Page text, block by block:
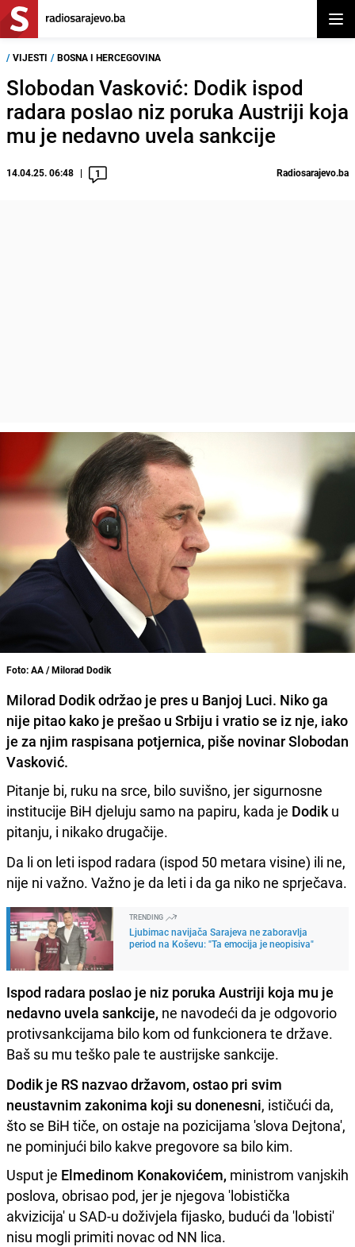
/ VIJESTI / BOSNA I HERCEGOVINA
Slobodan Vasković: Dodik ispod
radara poslao niz poruka Austriji koja
mu je nedavno uvela sankcije
14.04.25. 06:48 1 Radiosarajevo.ba
Foto: AA / Milorad Dodik
Milorad Dodik održao je pres u Banjoj Luci. Niko ga
nije pitao kako je prešao u Srbiju i vratio se iz nje, iako
je za njim raspisana potjernica, piše novinar Slobodan
Vasković.
Pitanje bi, ruku na srce, bilo suvišno, jer sigurnosne
institucije BiH djeluju samo na papiru, kada je Dodik u
pitanju, i nikako drugačije.
Da li on leti ispod radara (ispod 50 metara visine) ili ne,
nije ni važno. Važno je da leti i da ga niko ne sprječava.
TRENDING
Ljubimac navijača Sarajeva ne zaboravlja
period na Koševu: "Ta emocija je neopisiva"
Ispod radara poslao je niz poruka Austriji koja mu je
nedavno uvela sankcije, ne navodeći da je odgovorio
protivsankcijama bilo kom od funkcionera te države.
Baš su mu teško pale te austrijske sankcije.
Dodik je RS nazvao državom, ostao pri svim
neustavnim zakonima koji su donenesni, ističući da,
što se BiH tiče, on ostaje na pozicijama 'slova Dejtona',
ne pominjući bilo kakve pregovore sa bilo kim.
Usput je Elmedinom Konakovićem, ministrom vanjskih
poslova, obrisao pod, jer je njegova 'lobistička
akvizicija' u SAD-u doživjela fijasko, budući da 'lobisti'
nisu mogli primiti novac od NN lica.